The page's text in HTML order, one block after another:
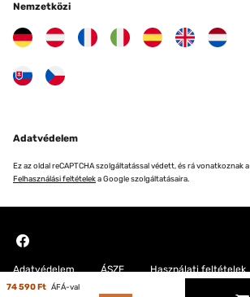
74 590 Ft ÁFÁ-val
Nemzetközi
Adatvédelem
Ez az oldal reCAPTCHA szolgáltatással védett, és rá vonatkoznak a
Felhasználási feltételeka Google szolgáltatásaira.
Adatvédelem ÁSZF Használati feltételek